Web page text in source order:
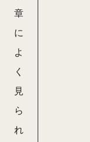
章
に
よ
く
見
ら
れ